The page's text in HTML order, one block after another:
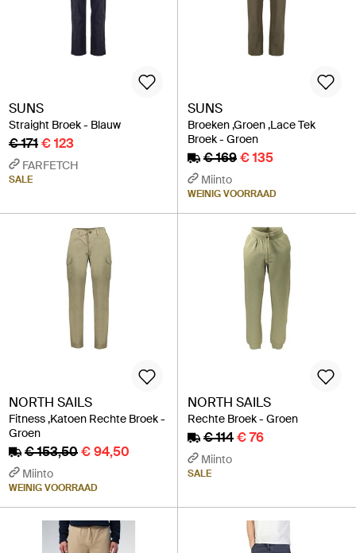
SUNS
Straight Broek - Blauw
€ 171€ 123
FARFETCH
SALE
SUNS
Broeken ,Groen ,Lace Tek
Broek - Groen
€ 169€ 135
Miinto
WEINIG VOORRAAD
NORTH SAILS
Fitness ,Katoen Rechte Broek -
Groen
€ 153,50€ 94,50
Miinto
WEINIG VOORRAAD
NORTH SAILS
Rechte Broek - Groen
€ 114€ 76
Miinto
SALE